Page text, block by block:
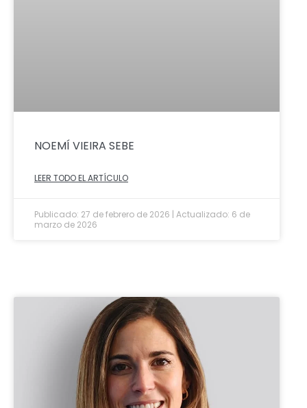
NOEMÍ VIEIRA SEBE
LEER TODO EL ARTÍCULO
Publicado: 27 de febrero de 2026 | Actualizado: 6 de
marzo de 2026